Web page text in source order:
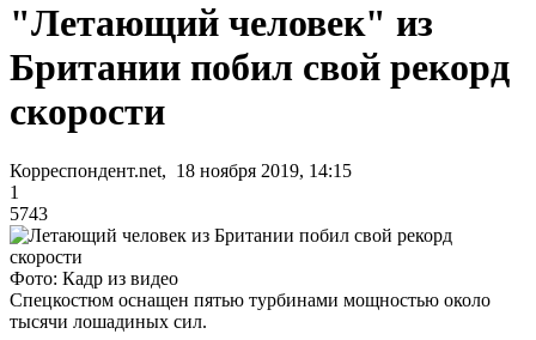
"Летающий человек" из
Британии побил свой рекорд
скорости
Корреспондент.net, 18 ноября 2019, 14:15
1
5743
Фото: Кадр из видео
Спецкостюм оснащен пятью турбинами мощностью около
тысячи лошадиных сил.